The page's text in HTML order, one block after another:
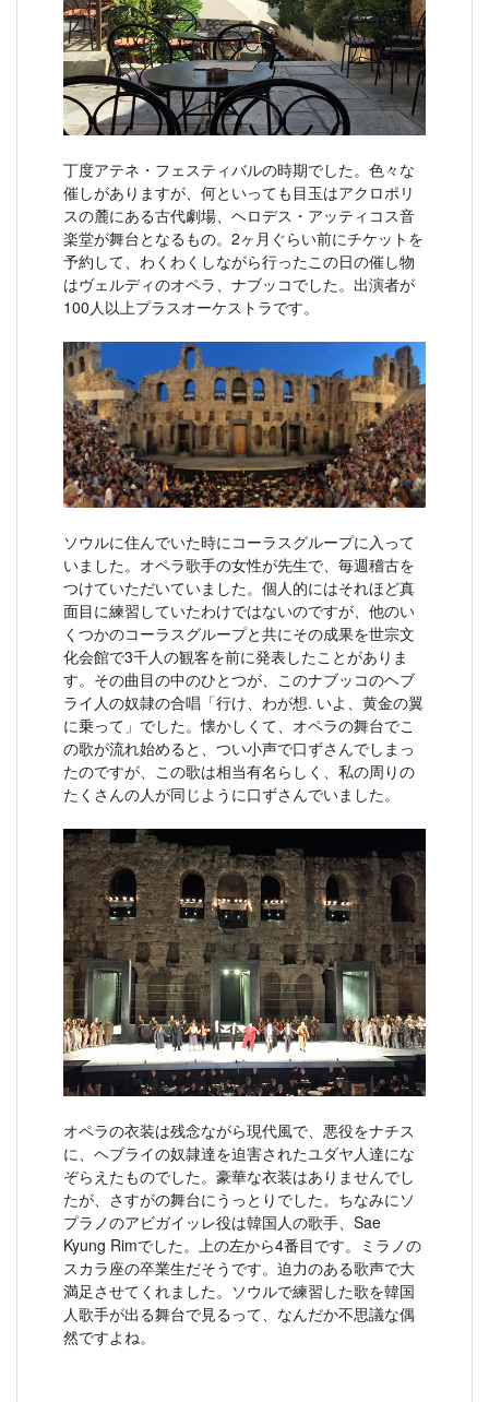
丁度アテネ・フェスティバルの時期でした。色々な
催しがありますが、何といっても目玉はアクロポリ
スの麓にある古代劇場、ヘロデス・アッティコス音
楽堂が舞台となるもの。2ヶ月ぐらい前にチケットを
予約して、わくわくしながら行ったこの日の催し物
はヴェルディのオペラ、ナブッコでした。出演者が
100人以上プラスオーケストラです。
ソウルに住んでいた時にコーラスグループに入って
いました。オペラ歌手の女性が先生で、毎週稽古を
つけていただいていました。個人的にはそれほど真
面目に練習していたわけではないのですが、他のい
くつかのコーラスグループと共にその成果を世宗文
化会館で3千人の観客を前に発表したことがありま
す。その曲目の中のひとつが、このナブッコのヘブ
ライ人の奴隷の合唱「行け、わが想. いよ、黄金の翼
に乗って」でした。懐かしくて、オペラの舞台でこ
の歌が流れ始めると、つい小声で口ずさんでしまっ
たのですが、この歌は相当有名らしく、私の周りの
たくさんの人が同じように口ずさんでいました。
オペラの衣装は残念ながら現代風で、悪役をナチス
に、ヘブライの奴隷達を迫害されたユダヤ人達にな
ぞらえたものでした。豪華な衣装はありませんでし
たが、さすがの舞台にうっとりでした。ちなみにソ
プラノのアビガイッレ役は韓国人の歌手、Sae
Kyung Rimでした。上の左から4番目です。ミラノの
スカラ座の卒業生だそうです。迫力のある歌声で大
満足させてくれました。ソウルで練習した歌を韓国
人歌手が出る舞台で見るって、なんだか不思議な偶
然ですよね。